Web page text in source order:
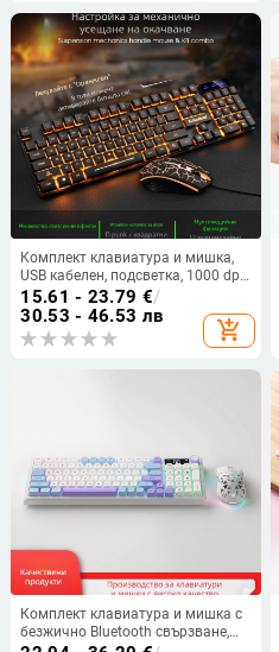
Комплект клавиатура и мишка,
USB кабелен, подсветка, 1000 dpi,
ергономичен, водоустойчив, 1,5 м
кабел
15.61 - 23.79 €/
30.53 - 46.53 лв
add_shopping_cart
Комплект клавиатура и мишка с
безжично Bluetooth свързване,